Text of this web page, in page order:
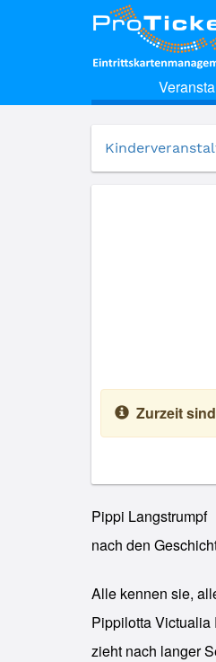
(17333) Pippi Langstrumpf
Zurzeit
Pippi Langstrumpf
nach den
Alle kennen sie,
Pippilotta Victualia
zieht nach langer